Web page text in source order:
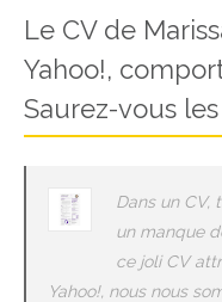
Le CV de
Yahoo!,
Saurez-vous
Dans un
un manque
ce joli CV
Yahoo!, nous nous